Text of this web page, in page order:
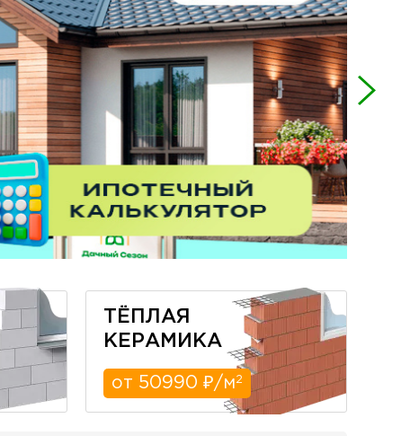
ТЁПЛАЯ
КЕРАМИКА
от 50990 ₽/м2